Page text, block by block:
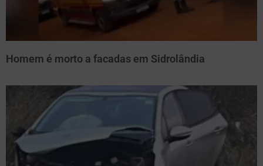
Homem é morto a facadas em Sidrolândia